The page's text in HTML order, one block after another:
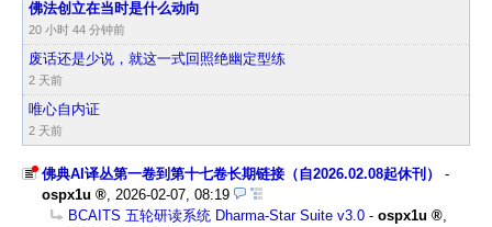
佛法创立在当时是什么动向
20 小时 44 分钟前
废话还是少说，就这一式回照绝幽定型练
2 天前
唯心自内证
2 天前
佛典AI译丛第一卷到第十七卷长期链接（自2026.02.08起休刊）
-
ospx1u
, 2026-02-07, 08:19
BCAITS 五轮研读系统 Dharma-Star Suite v3.0 - ospx1u
,